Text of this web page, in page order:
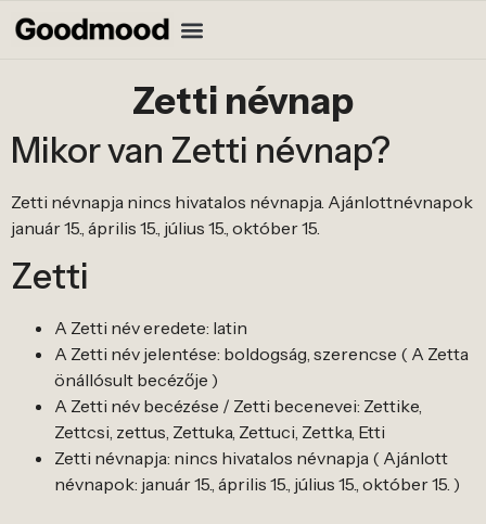
Zetti névnap
Mikor van Zetti névnap?
Zetti névnapja nincs hivatalos névnapja. Ajánlottnévnapok
január 15., április 15., július 15., október 15.
Zetti
A Zetti név eredete: latin
A Zetti név jelentése: boldogság, szerencse ( A Zetta
önállósult becézője )
A Zetti név becézése / Zetti becenevei: Zettike,
Zettcsi, zettus, Zettuka, Zettuci, Zettka, Etti
Zetti névnapja: nincs hivatalos névnapja ( Ajánlott
névnapok: január 15., április 15., július 15., október 15. )